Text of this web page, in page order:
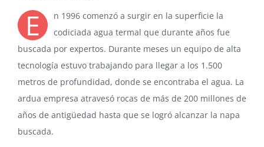
E
n 1996 comenzó a surgir en la superficie la
codiciada agua termal que durante años fue
buscada por expertos. Durante meses un equipo de alta
tecnología estuvo trabajando para llegar a los 1.500
metros de profundidad, donde se encontraba el agua. La
ardua empresa atravesó rocas de más de 200 millones de
años de antigüedad hasta que se logró alcanzar la napa
buscada.